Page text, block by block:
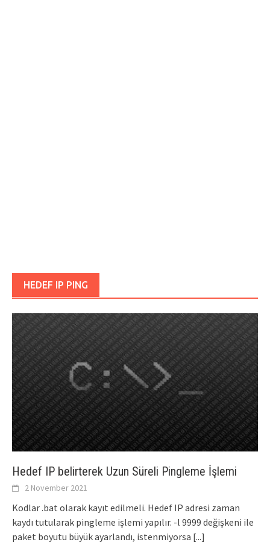
HEDEF IP PING
Hedef IP belirterek Uzun Süreli Pingleme İşlemi
2 November 2021
Kodlar .bat olarak kayıt edilmeli. Hedef IP adresi zaman
kaydı tutularak pingleme işlemi yapılır. -l 9999 değişkeni ile
paket boyutu büyük ayarlandı, istenmiyorsa [...]